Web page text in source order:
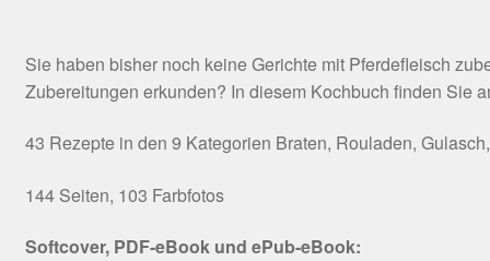
Sie haben bisher noch keine Gerichte mit Pferdefleisch
Zubereitungen erkunden? In diesem Kochbuch finden Sie
43 Rezepte in den 9 Kategorien Braten, Rouladen,
144 Seiten, 103 Farbfotos
Softcover, PDF-eBook und ePub-eBook: